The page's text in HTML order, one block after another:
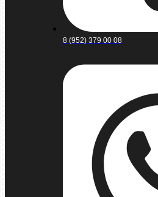
8 (952) 379 00 08